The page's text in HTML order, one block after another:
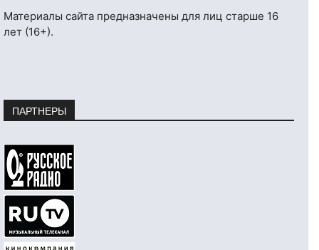
Материалы сайта предназначены для лиц старше 16
лет (16+).
ПАРТНЕРЫ